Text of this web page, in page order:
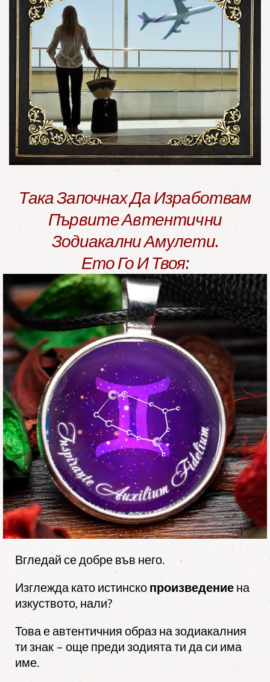
Така Започнах Да Изработвам
Първите Автентични
Зодиакални Амулети.
Ето Го И Твоя:
Вгледай се добре във него.
Изглежда като истинско произведение на
изкуството, нали?
Това е автентичния образ на зодиакалния
ти знак – още преди зодията ти да си има
име.